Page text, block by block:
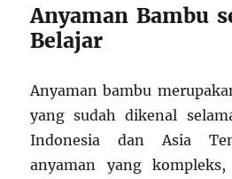
Anyaman Bambu
Belajar
Anyaman bambu
yang sudah dikenal
Indonesia dan Asia
anyaman yang